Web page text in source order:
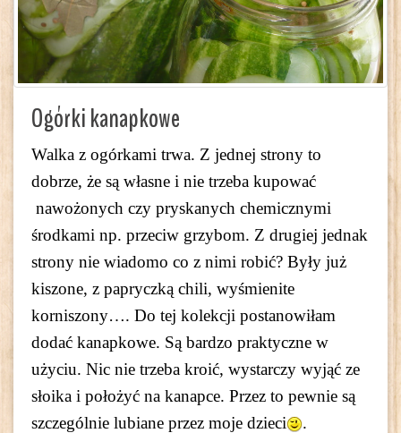
Ogórki kanapkowe
Walka z ogórkami trwa. Z jednej strony to
dobrze, że są własne i nie trzeba kupować
nawożonych czy pryskanych chemicznymi
środkami np. przeciw grzybom. Z drugiej jednak
strony nie wiadomo co z nimi robić? Były już
kiszone, z papryczką chili, wyśmienite
korniszony…. Do tej kolekcji postanowiłam
dodać kanapkowe. Są bardzo praktyczne w
użyciu. Nic nie trzeba kroić, wystarczy wyjąć ze
słoika i położyć na kanapce. Przez to pewnie są
szczególnie lubiane przez moje dzieci
.